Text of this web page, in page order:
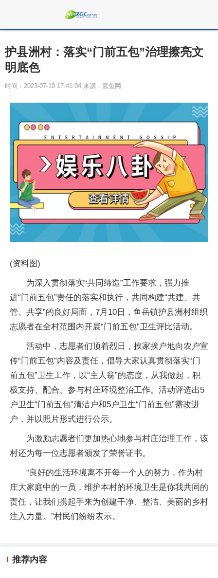
护县洲村：落实“门前五包”治理擦亮文
明底色
时间：2023-07-10 17:41:04 来源：嘉鱼网
(资料图)
为深入贯彻落实“共同缔造”工作要求，强力推
进“门前五包”责任的落实和执行，共同构建“共建、共
管、共享”的良好局面，7月10日，鱼岳镇护县洲村组织
志愿者在全村范围内开展“门前五包”卫生评比活动。
活动中，志愿者们顶着烈日，挨家挨户地向农户宣
传“门前五包”内容及责任，倡导大家认真贯彻落实“门
前五包”卫生工作，以“主人翁”的态度，从我做起，积
极支持、配合、参与村庄环境整治工作。活动评选出5
户卫生“门前五包”清洁户和5户卫生“门前五包”需改进
户，并以照片形式进行公示。
为激励志愿者们更加热心地参与村庄治理工作，该
村还为每一位志愿者颁发了荣誉证书。
“良好的生活环境离不开每一个人的努力，作为村
庄大家庭中的一员，维护本村的环境卫生是你我共同的
责任，让我们携起手来为创建干净、整洁、美丽的乡村
注入力量。”村民们纷纷表示。
推荐内容